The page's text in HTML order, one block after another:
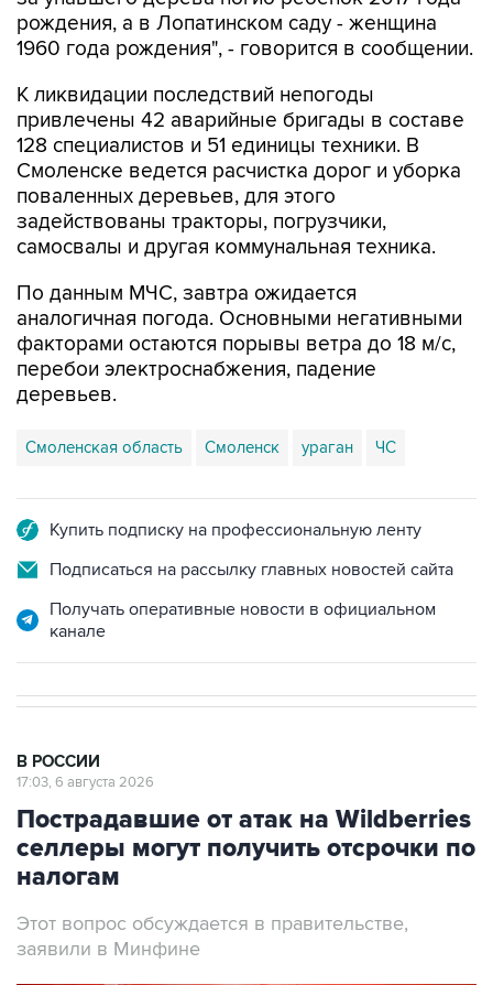
рождения, а в Лопатинском саду - женщина
1960 года рождения", - говорится в сообщении.
К ликвидации последствий непогоды
привлечены 42 аварийные бригады в составе
128 специалистов и 51 единицы техники. В
Смоленске ведется расчистка дорог и уборка
поваленных деревьев, для этого
задействованы тракторы, погрузчики,
самосвалы и другая коммунальная техника.
По данным МЧС, завтра ожидается
аналогичная погода. Основными негативными
факторами остаются порывы ветра до 18 м/с,
перебои электроснабжения, падение
деревьев.
Смоленская область Смоленск ураган ЧС
Купить подписку на профессиональную ленту
Подписаться на рассылку главных новостей сайта
Получать оперативные новости в официальном
канале
В РОССИИ
17:03, 6 августа 2026
Пострадавшие от атак на Wildberries
селлеры могут получить отсрочки по
налогам
Этот вопрос обсуждается в правительстве,
заявили в Минфине